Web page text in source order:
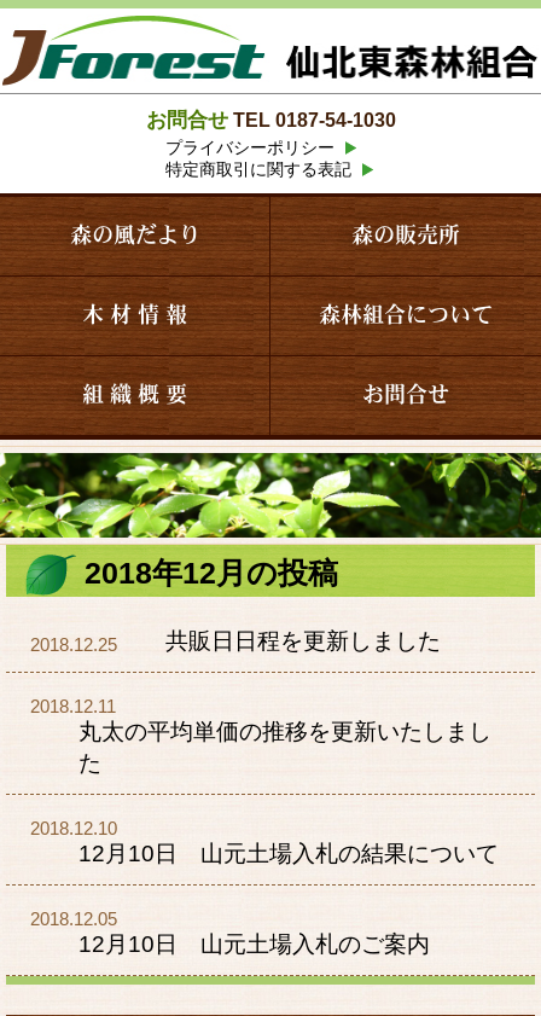
お問合せ TEL 0187-54-1030
プライバシーポリシー
特定商取引に関する表記
森の風だより 森の販売所
木 材 情 報 森林組合について
組 織 概 要 お問合せ
2018年12月の投稿
2018.12.25 共販日日程を更新しました
2018.12.11
丸太の平均単価の推移を更新いたしまし
た
2018.12.10
12月10日 山元土場入札の結果について
2018.12.05
12月10日 山元土場入札のご案内